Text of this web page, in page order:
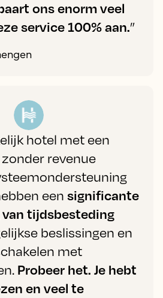
ons enorm veel
service 100% aan.”
hotel met een
revenue
een significante
tijdsbesteding
beslissingen en
met
Probeer het. Je hebt
en veel te